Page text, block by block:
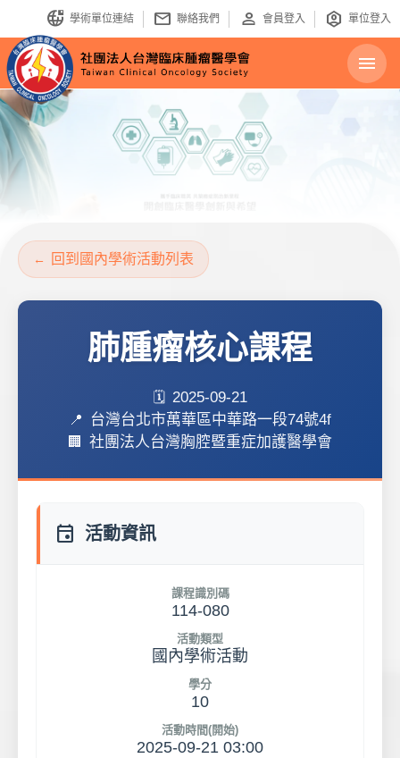
bring_your_own_ip 學術單位連結 mail 聯絡我們 person 會員登入 identity_platform 單位登入
menu
回到國內學術活動列表
肺腫瘤核心課程
2025-09-21
台灣台北市萬華區中華路一段74號4f
社團法人台灣胸腔暨重症加護醫學會
event 活動資訊
課程識別碼
114-080
活動類型
國內學術活動
學分
10
活動時間(開始)
2025-09-21 03:00